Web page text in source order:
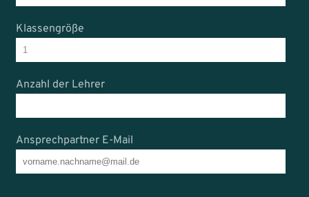
Klassengröße
Anzahl der Lehrer
Ansprechpartner E-Mail